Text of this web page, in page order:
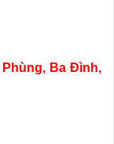
Ba Đình,